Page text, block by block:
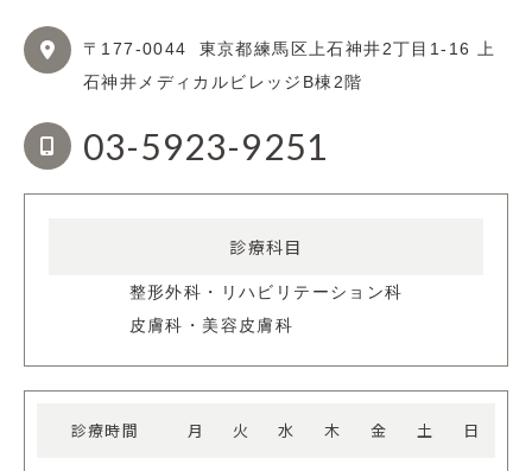
〒177-0044 東京都練馬区上石神井2丁目1-16
上
石神井メディカルビレッジB棟2階
03-5923-9251
診療科目
整形外科・リハビリテーション科
皮膚科・美容皮膚科
診療時間 月 火 水 木 金 土 日